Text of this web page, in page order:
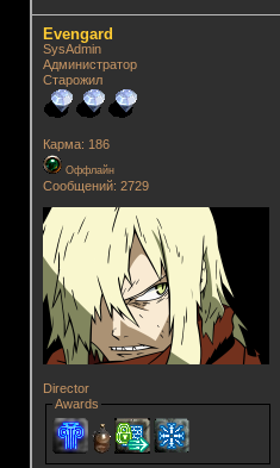
Evengard
SysAdmin
Администратор
Старожил
Карма: 186
Оффлайн
Сообщений: 2729
Director
Awards